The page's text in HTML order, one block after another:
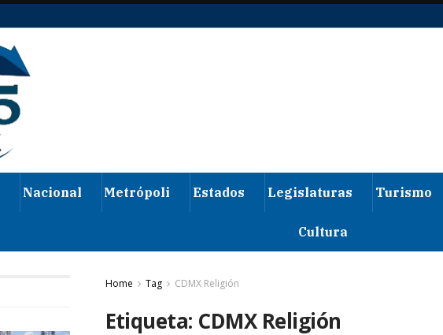
Nacional Metrópoli Estados Legislaturas Turismo
Cultura
Home Tag CDMX Religión
Etiqueta: CDMX Religión